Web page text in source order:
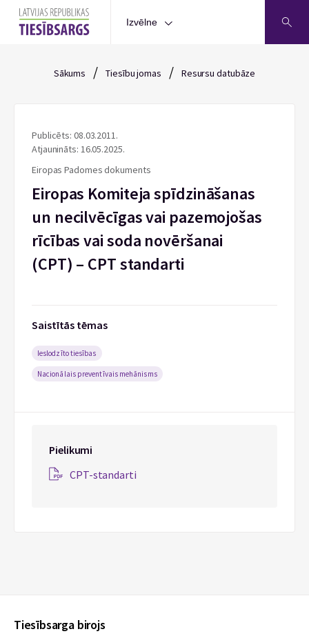
Izvēlne
Sākums / Tiesību jomas / Resursu datubāze
Publicēts: 08.03.2011.
Atjaunināts: 16.05.2025.
Eiropas Padomes dokuments
Eiropas Komiteja spīdzināšanas
un necilvēcīgas vai pazemojošas
rīcības vai soda novēršanai
(CPT) – CPT standarti
Saistītās tēmas
Ieslodzīto tiesības
Nacionālais preventīvais mehānisms
Pielikumi
CPT-standarti
Tiesībsarga birojs